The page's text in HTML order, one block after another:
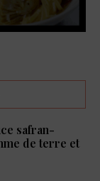
safran-
de terre et